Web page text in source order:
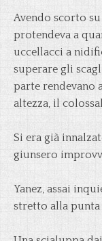
Avendo scorto
protendeva a
uccellacci a
superare gli
parte rendevano
altezza, il
Si era già
giunsero
Yanez, assai
stretto alla punta